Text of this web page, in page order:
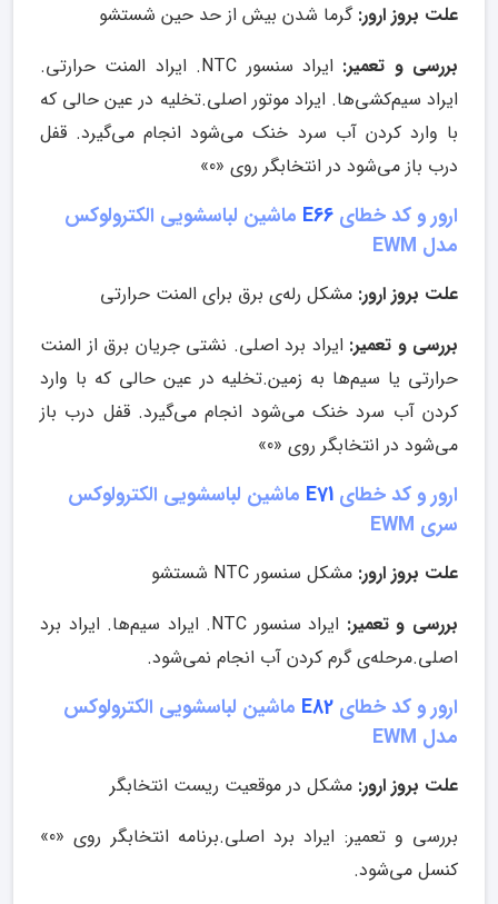
علت بروز ارور:گرما شدن بیش از حد حین شستشو
بررسی و تعمیر:
ایراد سنسور NTC. ایراد المنت حرارتی.
ایراد سیم‌کشی‌ها. ایراد موتور اصلی.تخلیه در عین حالی که
با وارد کردن آب سرد خنک می‌شود انجام می‌گیرد. قفل
درب باز می‌شود در انتخابگر روی «0»
ارور و کد خطای E66 ماشین لباسشویی الکترولوکس
مدل EWM
علت بروز ارور: مشکل رله‌ی برق برای المنت حرارتی
بررسی و تعمیر: ایراد برد اصلی. نشتی جریان برق از المنت
حرارتی یا سیم‌ها به زمین.تخلیه در عین حالی که با وارد
کردن آب سرد خنک می‌شود انجام می‌گیرد. قفل درب باز
می‌شود در انتخابگر روی «0»
ارور و کد خطای
ماشین لباسشویی الکترولوکس
سری EWM
علت بروز ارور: مشکل سنسور NTC شستشو
بررسی و تعمیر:
ایراد سنسور NTC. ایراد سیم‌ها. ایراد برد
اصلی.مرحله‌ی گرم کردن آب انجام نمی‌شود.
ارور و کد خطای
ماشین لباسشویی الکترولوکس
مدل EWM
علت بروز ارور: مشکل در موقعیت ریست انتخابگر
بررسی و تعمیر: ایراد برد اصلی.برنامه انتخابگر روی «0»
کنسل می‌شود.